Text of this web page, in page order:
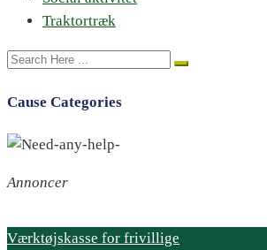
Traktortræk
Cause Categories
Annoncer
Værktøjskasse for frivillige